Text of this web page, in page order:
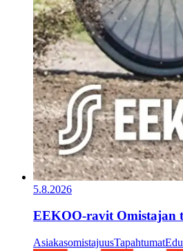
5.8.2026
EEKOO-ravit Omistajan
AsiakasomistajuusTapahtumat